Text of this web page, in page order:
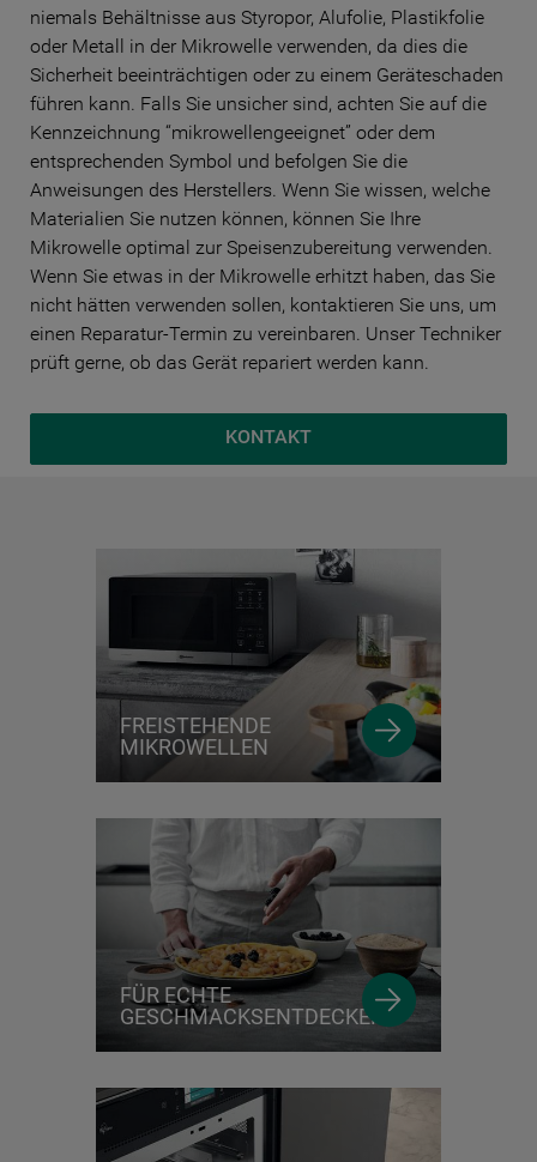
niemals Behältnisse aus Styropor, Alufolie, Plastikfolie
oder Metall in der Mikrowelle verwenden, da dies die
Sicherheit beeinträchtigen oder zu einem Geräteschaden
führen kann. Falls Sie unsicher sind, achten Sie auf die
Kennzeichnung “mikrowellengeeignet” oder dem
entsprechenden Symbol und befolgen Sie die
Anweisungen des Herstellers. Wenn Sie wissen, welche
Materialien Sie nutzen können, können Sie Ihre
Mikrowelle optimal zur Speisenzubereitung verwenden.
Wenn Sie etwas in der Mikrowelle erhitzt haben, das Sie
nicht hätten verwenden sollen, kontaktieren Sie uns, um
einen Reparatur-Termin zu vereinbaren. Unser Techniker
prüft gerne, ob das Gerät repariert werden kann.
KONTAKT
FREISTEHENDE
MIKROWELLEN
FÜR ECHTE
GESCHMACKSENTDECKER